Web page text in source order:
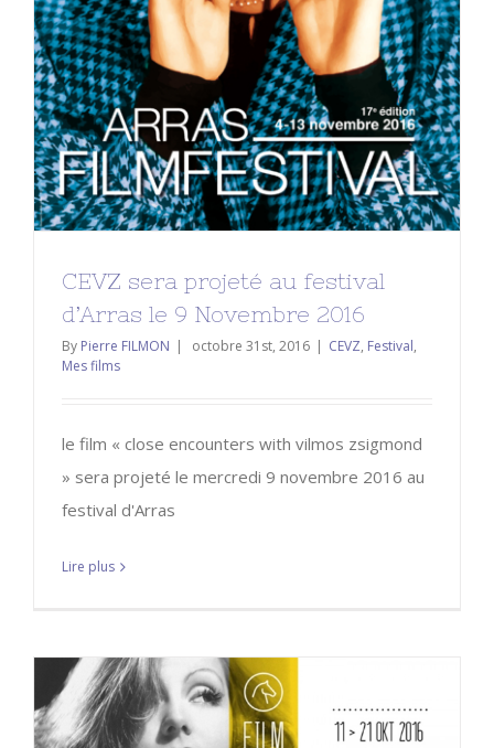
CEVZ Festival Mes films
CEVZ sera projeté au festival
d’Arras le 9 Novembre 2016
By Pierre FILMON | octobre 31st, 2016 | CEVZ, Festival,
Mes films
le film « close encounters with vilmos zsigmond
» sera projeté le mercredi 9 novembre 2016 au
festival d'Arras
Lire plus